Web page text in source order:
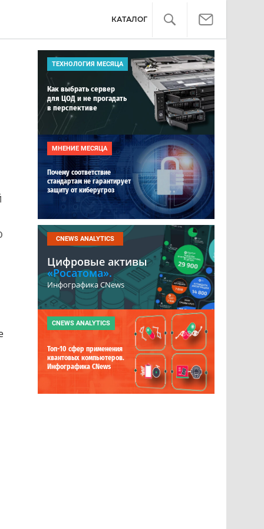
КАТАЛОГ
ТЕХНОЛОГИЯ МЕСЯЦА
Как выбрать сервер
для ЦОД и не прогадать
в перспективе
МНЕНИЕ МЕСЯЦА
Почему соответствие
стандартам не гарантирует
защиту от киберугроз
CNEWS ANALYTICS
Цифровые активы
«Росатома».
Инфографика CNews
CNEWS ANALYTICS
Топ-10 сфер применения
квантовых компьютеров.
Инфографика CNews